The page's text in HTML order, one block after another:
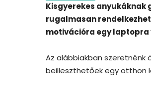
Kisgyerekes anyukáknak
rugalmasan
motivációra egy laptopra
Az alábbiakban szeretnénk
beilleszthetőek egy otthon